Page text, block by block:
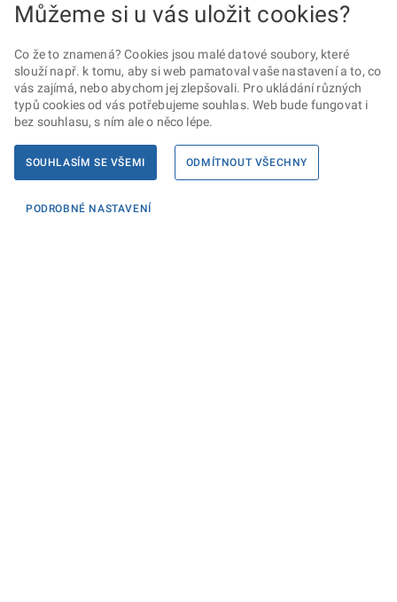
Můžeme si u vás uložit cookies?
Co že to znamená? Cookies jsou malé datové soubory, které
slouží např. k tomu, aby si web pamatoval vaše nastavení a to, co
vás zajímá, nebo abychom jej zlepšovali. Pro ukládání různých
typů cookies od vás potřebujeme souhlas. Web bude fungovat i
bez souhlasu, s ním ale o něco lépe.
SOUHLASÍM SE VŠEMI ODMÍTNOUT VŠECHNY
PODROBNÉ NASTAVENÍ